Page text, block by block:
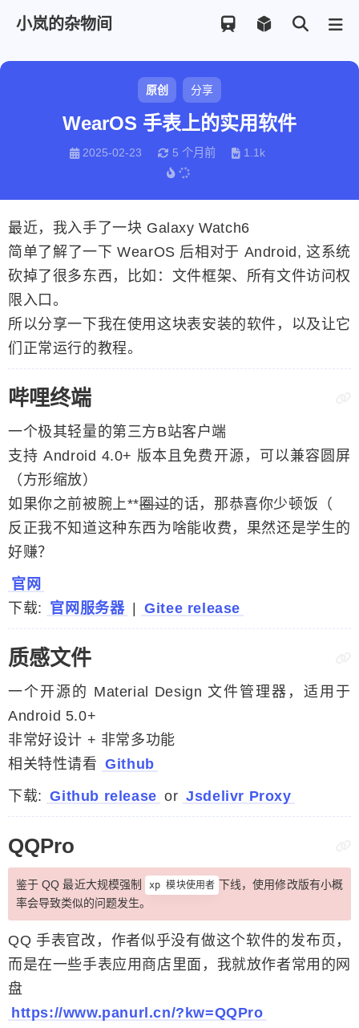
小岚的杂物间
原创 分享
WearOS 手表上的实用软件
2025-02-23 5 个月前 1.1k
最近，我入手了一块 Galaxy Watch6
简单了解了一下 WearOS 后相对于 Android, 这系统
砍掉了很多东西，比如：文件框架、所有文件访问权
限入口。
所以分享一下我在使用这块表安装的软件，以及让它
们正常运行的教程。
哔哩终端
一个极其轻量的第三方B站客户端
支持 Android 4.0+ 版本且免费开源，可以兼容圆屏
（方形缩放）
如果你之前被腕上**圈过的话，那恭喜你少顿饭（
反正我不知道这种东西为啥能收费，果然还是学生的
好赚？
官网
下载: 官网服务器 Gitee release
质感文件
一个开源的 Material Design 文件管理器，适用于
Android 5.0+
非常好设计 + 非常多功能
相关特性请看 Github
下载: Github release or Jsdelivr Proxy
QQPro
鉴于 QQ 最近大规模强制 xp 模块使用者 下线，使用修改版有小概
率会导致类似的问题发生。
QQ 手表官改，作者似乎没有做这个软件的发布页，
而是在一些手表应用商店里面，我就放作者常用的网
盘
https://www.panurl.cn/?kw=QQPro